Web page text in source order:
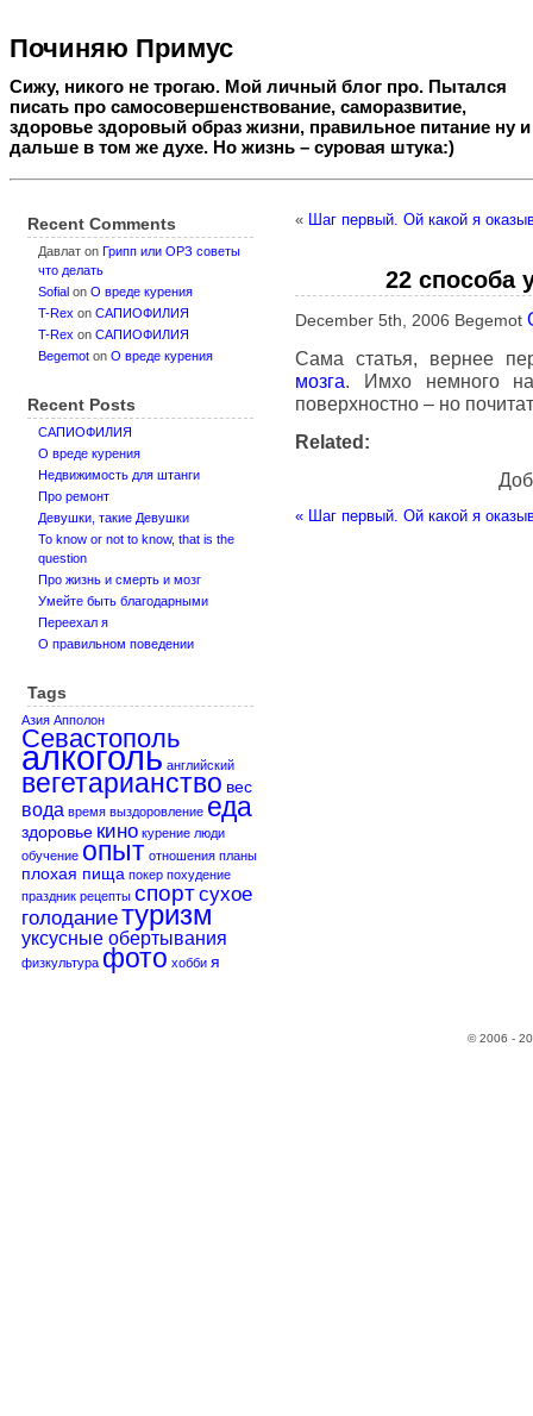
Починяю Примус
Сижу, никого не трогаю. Мой личный блог про. Пытался
писать про самосовершенствование, саморазвитие,
здоровье здоровый образ жизни, правильное питание ну и
дальше в том же духе. Но жизнь – суровая штука:)
Recent Comments
Давлат on Грипп или ОРЗ советы
что делать
Sofial on О вреде курения
T-Rex on САПИОФИЛИЯ
T-Rex on САПИОФИЛИЯ
Begemot on О вреде курения
Recent Posts
САПИОФИЛИЯ
О вреде курения
Недвижимость для штанги
Про ремонт
Девушки, такие Девушки
To know or not to know, that is the
question
Про жизнь и смерть и мозг
Умейте быть благодарными
Переехал я
О правильном поведении
Tags
Азия Апполон
Севастополь
алкоголь английский
вегетарианство вес
вода время выздоровление еда
здоровье кино курение люди
обучение опыт отношения планы
плохая пища покер похудение
праздник рецепты спортсухое
голоданиетуризм
уксусные обертывания
физкультура фото хобби я
« Шаг первый. Ой какой я
22 способа
December 5th, 2006 Begemot
Сама статья, вернее
мозга. Имхо немного
поверхностно – но
Related:
« Шаг первый. Ой какой я
© 2006 -